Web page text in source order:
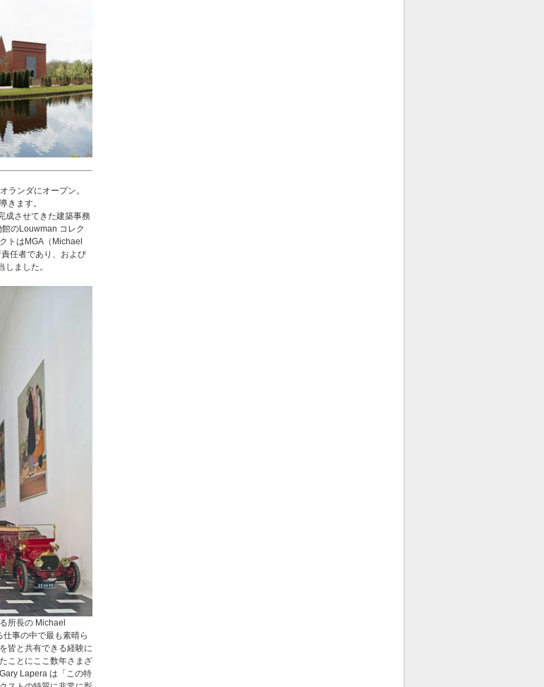
ランダにオープン。
きます。
成させてきた建築事務
のLouwman コレク
トはMGA（Michael
任者であり、および
ました。
所長の Michael
事の中で最も素晴ら
皆と共有できる経験に
ことにここ数年さまざ
Lapera は「この特